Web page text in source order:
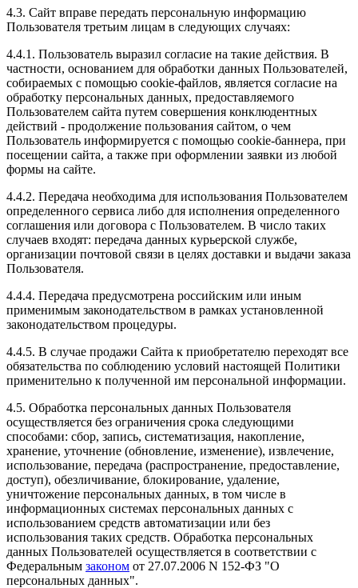
4.3. Сайт вправе передать персональную информацию
Пользователя третьим лицам в следующих случаях:
4.4.1. Пользователь выразил согласие на такие действия. В
частности, основанием для обработки данных Пользователей,
собираемых с помощью cookie-файлов, является согласие на
обработку персональных данных, предоставляемого
Пользователем сайта путем совершения конклюдентных
действий - продолжение пользования сайтом, о чем
Пользователь информируется с помощью cookie-баннера, при
посещении сайта, а также при оформлении заявки из любой
формы на сайте.
4.4.2. Передача необходима для использования Пользователем
определенного сервиса либо для исполнения определенного
соглашения или договора с Пользователем. В число таких
случаев входят: передача данных курьерской службе,
организации почтовой связи в целях доставки и выдачи заказа
Пользователя.
4.4.4. Передача предусмотрена российским или иным
применимым законодательством в рамках установленной
законодательством процедуры.
4.4.5. В случае продажи Сайта к приобретателю переходят все
обязательства по соблюдению условий настоящей Политики
применительно к полученной им персональной информации.
4.5. Обработка персональных данных Пользователя
осуществляется без ограничения срока следующими
способами: сбор, запись, систематизация, накопление,
хранение, уточнение (обновление, изменение), извлечение,
использование, передача (распространение, предоставление,
доступ), обезличивание, блокирование, удаление,
уничтожение персональных данных, в том числе в
информационных системах персональных данных с
использованием средств автоматизации или без
использования таких средств. Обработка персональных
данных Пользователей осуществляется в соответствии с
Федеральным законом от 27.07.2006 N 152-ФЗ "О
персональных данных".